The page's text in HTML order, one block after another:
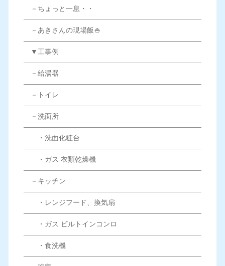
－ちょっと一息・・
－あきさんの現場飯🍚
▼工事例
－給湯器
－トイレ
－洗面所
・洗面化粧台
・ガス 衣類乾燥機
－キッチン
・レンジフード、換気扇
・ガス ビルトインコンロ
・食洗機